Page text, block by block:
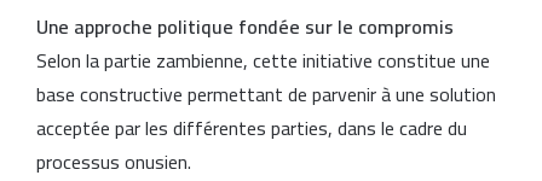
Une approche politique fondée sur le compromis
Selon la partie zambienne, cette initiative constitue une
base constructive permettant de parvenir à une solution
acceptée par les différentes parties, dans le cadre du
processus onusien.